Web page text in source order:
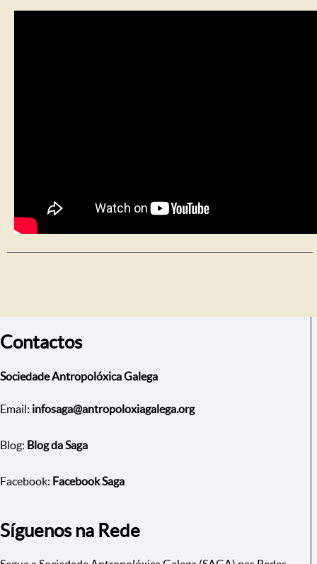
Contactos
Sociedade Antropolóxica Galega
Email: infosaga@antropoloxiagalega.org
Blog: Blog da Saga
Facebook: Facebook Saga
Síguenos na Rede